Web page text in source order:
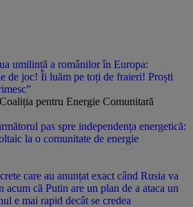
umilință a românilor în Europa:
de joc! Îi luăm pe toți de fraieri! Proști
pentru Energie Comunitară
pas spre independența energetică:
la o comunitate de energie
care au anunțat exact când Rusia va
acum că Putin are un plan de a ataca un
e mai rapid decât se credea